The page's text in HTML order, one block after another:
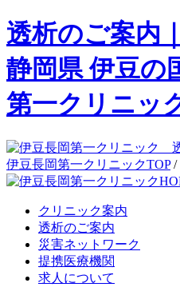
透析のご案内
静岡県 伊豆の
第一クリニッ
伊豆長岡第一クリニックTOP/
クリニック案内
透析のご案内
災害ネットワーク
提携医療機関
求人について